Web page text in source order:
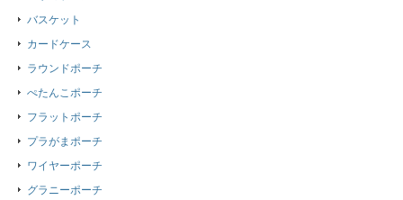
バスケット
カードケース
ラウンドポーチ
ぺたんこポーチ
フラットポーチ
プラがまポーチ
ワイヤーポーチ
グラニーポーチ